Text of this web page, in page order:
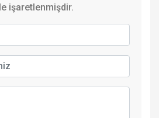
işaretlenmişdir.